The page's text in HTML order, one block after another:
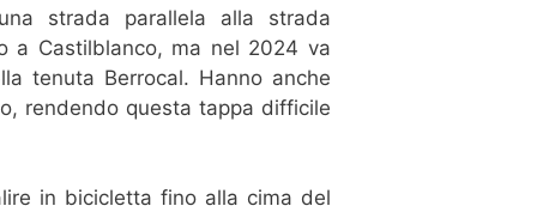
strada parallela alla strada
a Castilblanco, ma nel 2024 va
tenuta Berrocal. Hanno anche
rendendo questa tappa difficile
in bicicletta fino alla cima del